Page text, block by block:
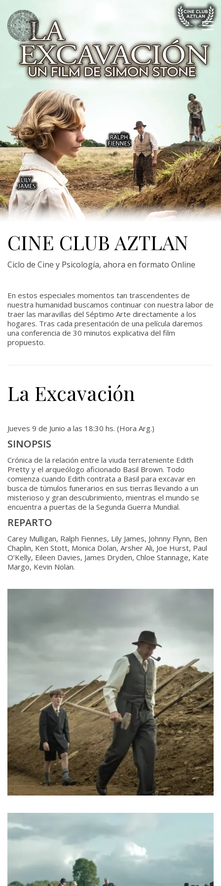
CINE CLUB AZTLAN
Ciclo de Cine y Psicología, ahora en formato Online
En estos especiales momentos tan trascendentes de
nuestra humanidad buscamos continuar con nuestra labor de
traer las maravillas del Séptimo Arte directamente a los
hogares. Tras cada presentación de una película daremos
una conferencia de 30 minutos explicativa del film
propuesto.
La Excavación
Jueves 9 de Junio a las 18:30 hs. (Hora Arg.)
SINOPSIS
Crónica de la relación entre la viuda terrateniente Edith
Pretty y el arqueólogo aficionado Basil Brown. Todo
comienza cuando Edith contrata a Basil para excavar en
busca de túmulos funerarios en sus tierras llevando a un
misterioso y gran descubrimiento, mientras el mundo se
encuentra a puertas de la Segunda Guerra Mundial.
REPARTO
Carey Mulligan, Ralph Fiennes, Lily James, Johnny Flynn, Ben
Chaplin, Ken Stott, Monica Dolan, Arsher Ali, Joe Hurst, Paul
O’Kelly, Eileen Davies, James Dryden, Chloe Stannage, Kate
Margo, Kevin Nolan.